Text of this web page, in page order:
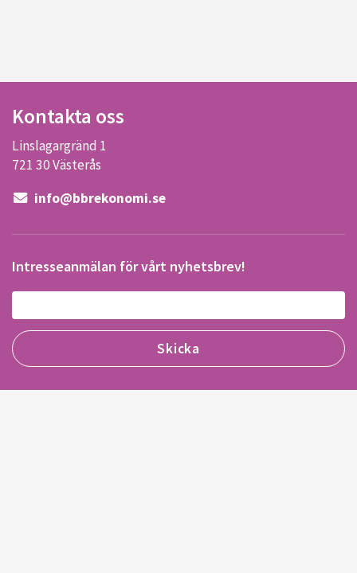
Kontakta oss
Linslagargränd 1
721 30 Västerås
info@bbrekonomi.se
Intresseanmälan för vårt nyhetsbrev!